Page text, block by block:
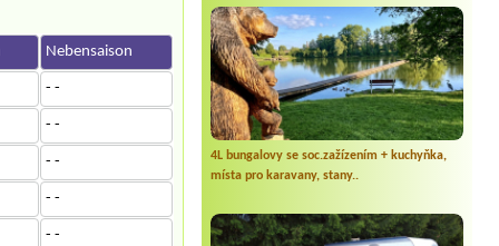
4L bungalovy se soc.zažízením + kuchyňka,
místa pro karavany, stany..
Nebensaison
- -
- -
- -
- -
- -